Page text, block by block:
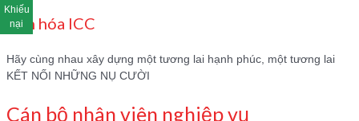
Văn hóa ICC
Hãy cùng nhau xây dựng một tương lai hạnh phúc, một tương lai
KẾT NỐI NHỮNG NỤ CƯỜI
Cán bộ nhân viên nghiệp vụ
Khiếu
nại